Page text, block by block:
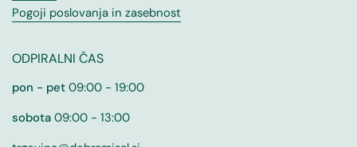
Pogoji poslovanja in zasebnost
ODPIRALNI ČAS
pon - pet 09:00 - 19:00
sobota 09:00 - 13:00